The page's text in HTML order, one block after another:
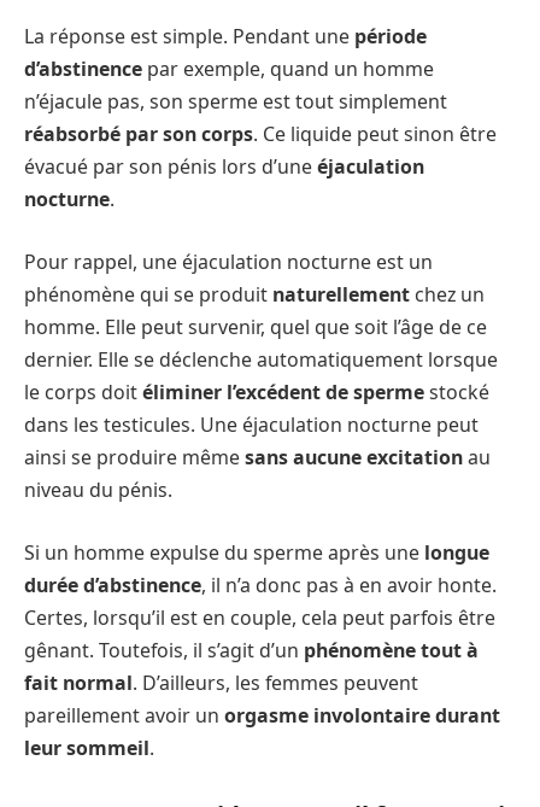
La réponse est simple. Pendant une période
d’abstinence par exemple, quand un homme
n’éjacule pas, son sperme est tout simplement
réabsorbé par son corps. Ce liquide peut sinon être
évacué par son pénis lors d’uneéjaculation
nocturne.
Pour rappel, une éjaculation nocturne est un
phénomène qui se produit naturellement chez un
homme. Elle peut survenir, quel que soit l’âge de ce
dernier. Elle se déclenche automatiquement lorsque
le corps doitéliminer l’excédent de spermestocké
dans les testicules. Une éjaculation nocturne peut
ainsi se produire mêmesans aucune excitationau
niveau du pénis.
Si un homme expulse du sperme après une longue
durée d’abstinence, il n’a donc pas à en avoir honte.
Certes, lorsqu’il est en couple, cela peut parfois être
gênant. Toutefois, il s’agit d’un phénomène tout à
fait normal. D’ailleurs, les femmes peuvent
pareillement avoir un orgasme involontaire durant
leur sommeil.